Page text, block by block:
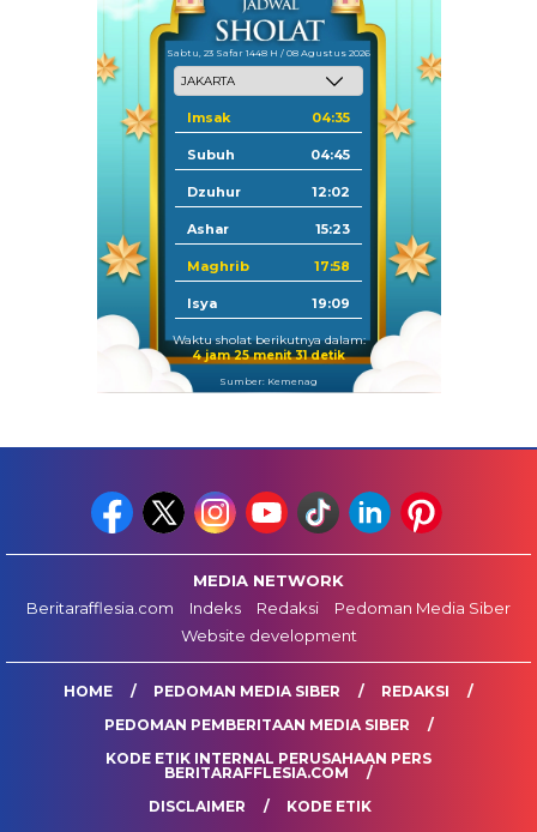
Sabtu, 23 Safar 1448 H / 08 Agustus 2026
Imsak 04:35
Subuh 04:45
Dzuhur 12:02
Ashar 15:23
Maghrib 17:58
Isya 19:09
Waktu sholat berikutnya dalam:
4 jam 25 menit 30 detik
Sumber: Kemenag
MEDIA NETWORK
Beritarafflesia.com
Indeks Redaksi
Pedoman Media Siber
Website development
HOME PEDOMAN MEDIA SIBER
REDAKSI
PEDOMAN PEMBERITAAN MEDIA SIBER
KODE ETIK INTERNAL PERUSAHAAN PERS
BERITARAFFLESIA.COM
DISCLAIMER
KODE ETIK